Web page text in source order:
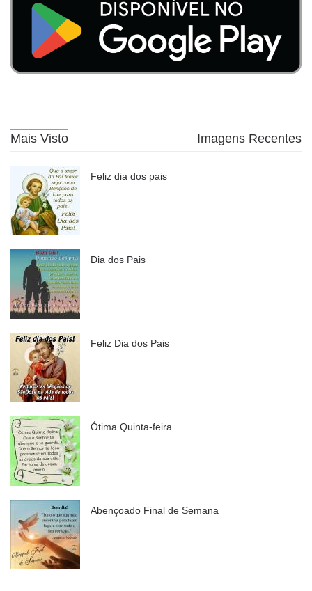
Mais Visto Imagens Recentes
Feliz dia dos pais
Dia dos Pais
Feliz Dia dos Pais
Ótima Quinta-feira
Abençoado Final de Semana